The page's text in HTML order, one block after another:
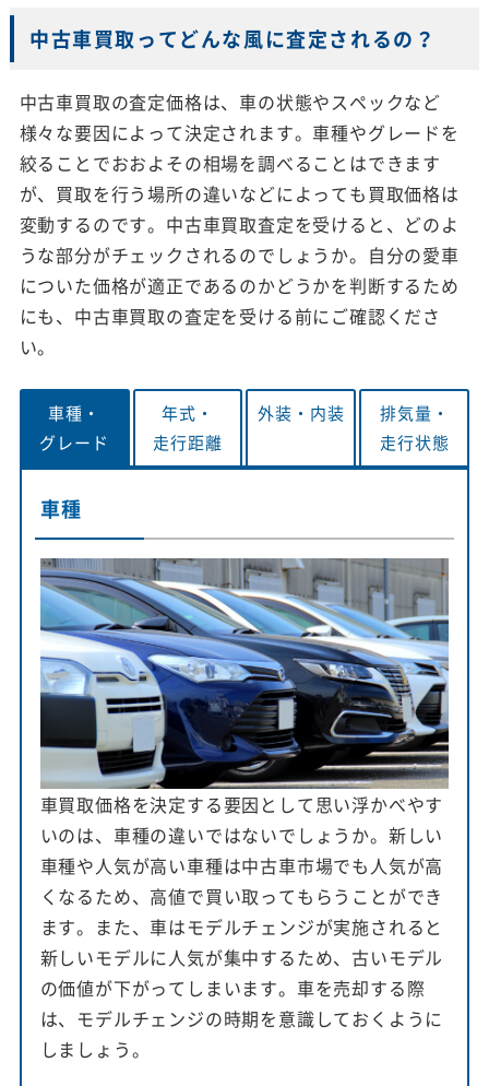
中古車買取ってどんな風に査定されるの？
中古車買取の査定価格は、車の状態やスペックなど
様々な要因によって決定されます。車種やグレードを
絞ることでおおよその相場を調べることはできます
が、買取を行う場所の違いなどによっても買取価格は
変動するのです。中古車買取査定を受けると、どのよ
うな部分がチェックされるのでしょうか。自分の愛車
についた価格が適正であるのかどうかを判断するため
にも、中古車買取の査定を受ける前にご確認くださ
い。
車種・
グレード
年式・
走行距離
外装・ 内装
排気量・
走行状態
車種
車買取価格を決定する要因として思い浮かべやす
いのは、車種の違いではないでしょうか。新しい
車種や人気が高い車種は中古車市場でも人気が高
くなるため、高値で買い取ってもらうことができ
ます。また、車はモデルチェンジが実施されると
新しいモデルに人気が集中するため、古いモデル
の価値が下がってしまいます。車を売却する際
は、モデルチェンジの時期を意識しておくように
しましょう。